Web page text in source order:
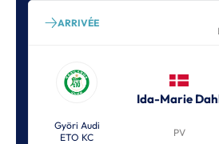
ARRIVÉE
Györi Audi
ETO KC
Ida-Marie
PV